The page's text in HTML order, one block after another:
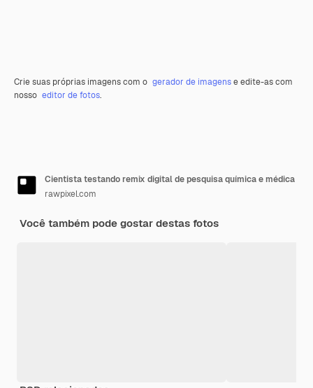
Crie suas próprias imagens com o gerador de imagense edite-as com
nosso editor de fotos.
Cientista testando remix digital de pesquisa química e médica
rawpixel.com
Você também pode gostar destas fotos